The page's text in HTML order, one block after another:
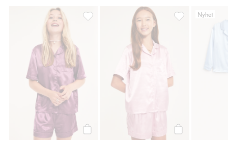
Pyjamas i sateng, Legg til i favoriter
Pyjamas i
Nyhet